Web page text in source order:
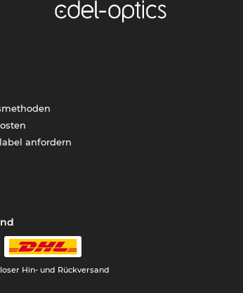
anfordern
Hin- und Rückversand